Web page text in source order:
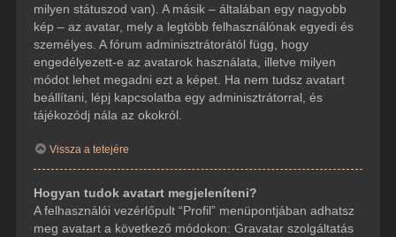
milyen státuszod van). A másik – általában egy nagyobb
kép – az avatar, mely a legtöbb felhasználónak egyedi és
személyes. A fórum adminisztrátorától függ, hogy
engedélyezett-e az avatarok használata, illetve milyen
módot lehet megadni ezt a képet. Ha nem tudsz avatart
beállítani, lépj kapcsolatba egy adminisztrátorral, és
tájékozódj nála az okokról.
Vissza a tetejére
Hogyan tudok avatart megjeleníteni?
A felhasználói vezérlőpult “Profil” menüpontjában adhatsz
meg avatart a következő módokon: Gravatar szolgáltatás